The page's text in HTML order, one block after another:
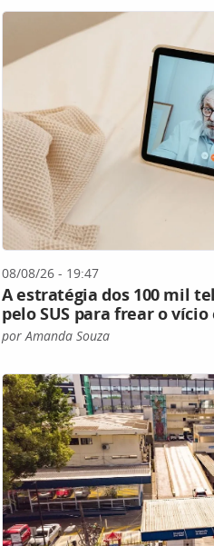
08/08/26 - 19:47
A estratégia dos 100 mil
pelo SUS para frear o
por Amanda Souza